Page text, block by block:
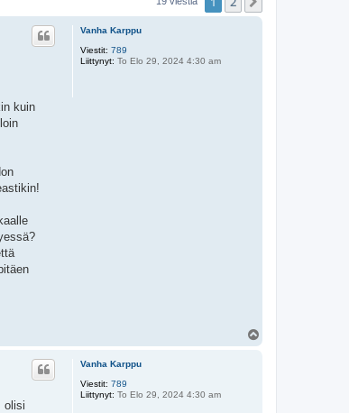
Vanha Karppu
Viestit: 789
Liittynyt: To Elo 29, 2024 4:30 am
kuin
Vanha Karppu
Viestit: 789
Liittynyt: To Elo 29, 2024 4:30 am
olisi